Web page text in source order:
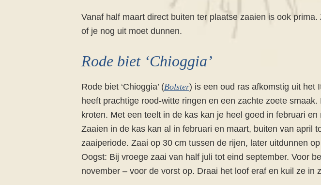
Vanaf half maart direct buiten ter plaatse zaaien is ook
of je nog uit moet dunnen.
Rode biet ‘Chioggia’
Rode biet ‘Chioggia’ (Bolster) is een oud ras afkomstig uit het
heeft prachtige rood-witte ringen en een zachte zoete
kroten. Met een teelt in de kas kan je heel goed in februari en
Zaaien in de kas kan al in februari en maart, buiten van april
zaaiperiode. Zaai op 30 cm tussen de rijen, later uitdunnen
Oogst: Bij vroege zaai van half juli tot eind september. Voor
november – voor de vorst op. Draai het loof eraf en kuil ze in